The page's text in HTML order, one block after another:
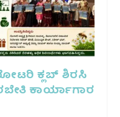
ಕ್ಲಬ್ ಶಿರಸಿ
ಕಾರ್ಯಾಗಾರ